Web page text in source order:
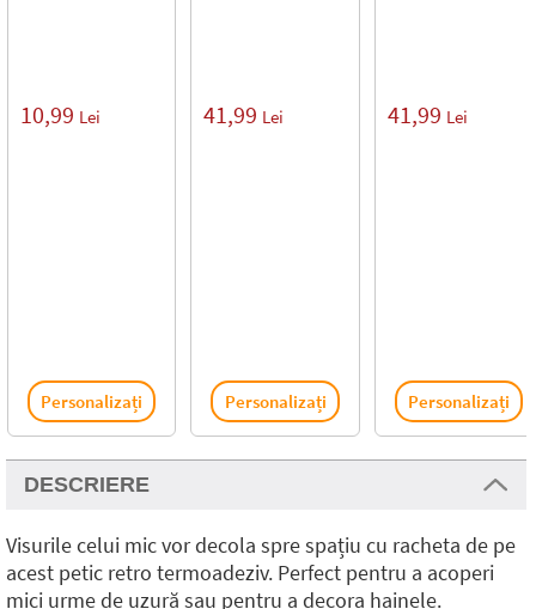
10,99 Lei
Personalizați
41,99 Lei
Personalizați
41,99 Lei
Personalizați
DESCRIERE
Visurile celui mic vor decola spre spațiu cu racheta de pe
acest petic retro termoadeziv. Perfect pentru a acoperi
mici urme de uzură sau pentru a decora hainele.